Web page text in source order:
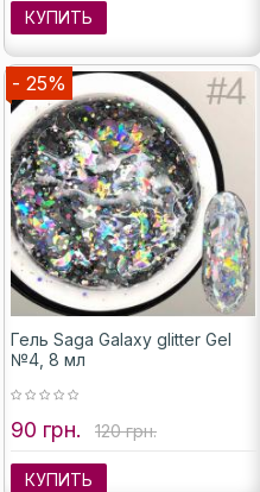
КУПИТЬ
- 25%
Гель Saga Galaxy glitter Gel
№4, 8 мл
90 грн. 120 грн.
КУПИТЬ